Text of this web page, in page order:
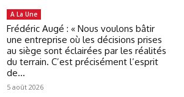
A La Une
Frédéric Augé : « Nous voulons bâtir
une entreprise où les décisions prises
au siège sont éclairées par les réalités
du terrain. C’est précisément l’esprit
de...
5 août 2026